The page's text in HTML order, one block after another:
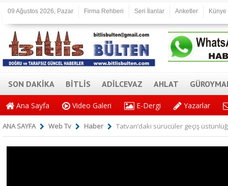
09 Ağustos 2026, Pazar Firma Rehberi Seri İlanlar Anketler Künye
SON DAKİKA BİTLİS ADİLCEVAZ AHLAT
Ana Sayfa Video Galeri E-Dergi Yazarlar
ANA SAYFA Web Tv Haber Tatvan’daki sürücüler geçiş